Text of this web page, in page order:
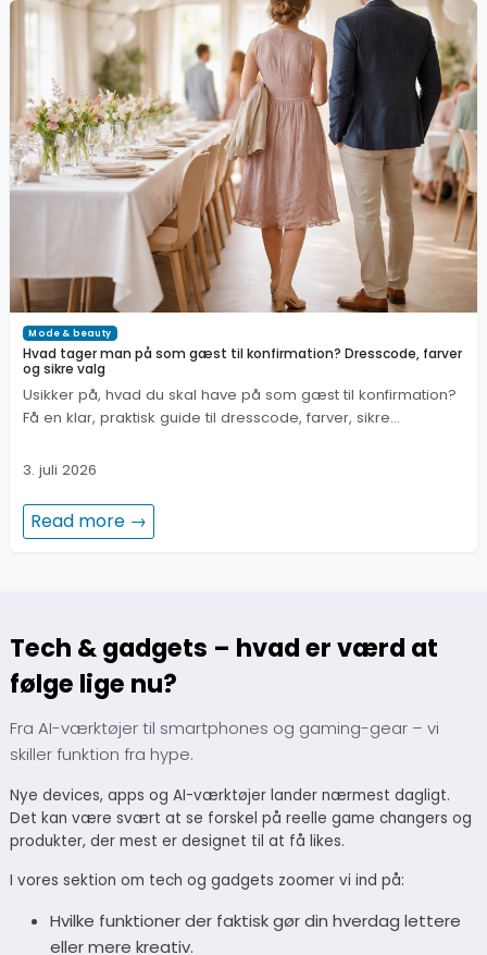
Mode & beauty
Hvad tager man på som gæst til konfirmation? Dresscode, farver
og sikre valg
Usikker på, hvad du skal have på som gæst til konfirmation?
Få en klar, praktisk guide til dresscode, farver, sikre…
3. juli 2026
Read more →
Tech & gadgets – hvad er værd at
følge lige nu?
Fra AI-værktøjer til smartphones og gaming-gear – vi
skiller funktion fra hype.
Nye devices, apps og AI-værktøjer lander nærmest dagligt.
Det kan være svært at se forskel på reelle game changers og
produkter, der mest er designet til at få likes.
I vores sektion om tech og gadgets zoomer vi ind på:
Hvilke funktioner der faktisk gør din hverdag lettere
eller mere kreativ.